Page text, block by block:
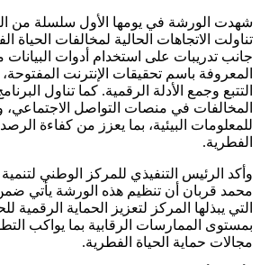
شهدت الورشة في يومها الأول سلسلة من
تناولت الاتجاهات الحالية لمخالفات الحياة
جانب تدريبات على استخدام أدوات البيانات
المعروفة باسم تحقيقات الإنترنت
التتبع وجمع الأدلة الرقمية. كما تناول
المخالفات في منصات التواصل الاجتماعي،
للمعلومات البيئية، بما يعزز من كفاءة الرصد
الفطرية.
وأكد الرئيس التنفيذي للمركز الوطني لتنمية
محمد قربان أن تنظيم هذه الورشة يأتي ضمن
التي يبذلها المركز لتعزيز الحماية الرقمية
بمستوى الممارسات الرقابية بما يواكب
مجالات حماية الحياة الفطرية.